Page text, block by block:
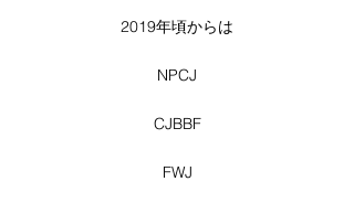
2019年頃からは
NPCJ
CJBBF
FWJ